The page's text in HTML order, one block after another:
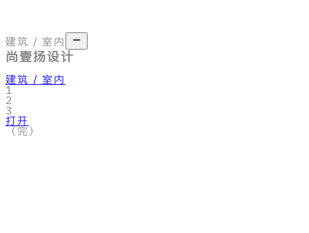
建筑 / 室内
尚壹扬设计
建筑 / 室内
1
2
3
打开
（完）